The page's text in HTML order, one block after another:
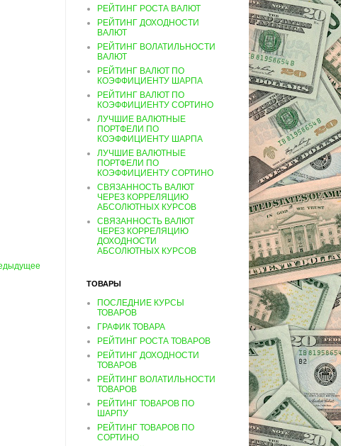
РЕЙТИНГ РОСТА ВАЛЮТ
РЕЙТИНГ ДОХОДНОСТИ
ВАЛЮТ
РЕЙТИНГ ВОЛАТИЛЬНОСТИ
ВАЛЮТ
РЕЙТИНГ ВАЛЮТ ПО
КОЭФФИЦИЕНТУ ШАРПА
РЕЙТИНГ ВАЛЮТ ПО
КОЭФФИЦИЕНТУ СОРТИНО
ЛУЧШИЕ ВАЛЮТНЫЕ
ПОРТФЕЛИ ПО
КОЭФФИЦИЕНТУ ШАРПА
ЛУЧШИЕ ВАЛЮТНЫЕ
ПОРТФЕЛИ ПО
КОЭФФИЦИЕНТУ СОРТИНО
СВЯЗАННОСТЬ ВАЛЮТ
ЧЕРЕЗ КОРРЕЛЯЦИЮ
АБСОЛЮТНЫХ КУРСОВ
СВЯЗАННОСТЬ ВАЛЮТ
ЧЕРЕЗ КОРРЕЛЯЦИЮ
ДОХОДНОСТИ
АБСОЛЮТНЫХ КУРСОВ
ТОВАРЫ
ПОСЛЕДНИЕ КУРСЫ
ТОВАРОВ
ГРАФИК ТОВАРА
РЕЙТИНГ РОСТА ТОВАРОВ
РЕЙТИНГ ДОХОДНОСТИ
ТОВАРОВ
РЕЙТИНГ ВОЛАТИЛЬНОСТИ
ТОВАРОВ
РЕЙТИНГ ТОВАРОВ ПО
ШАРПУ
РЕЙТИНГ ТОВАРОВ ПО
СОРТИНО